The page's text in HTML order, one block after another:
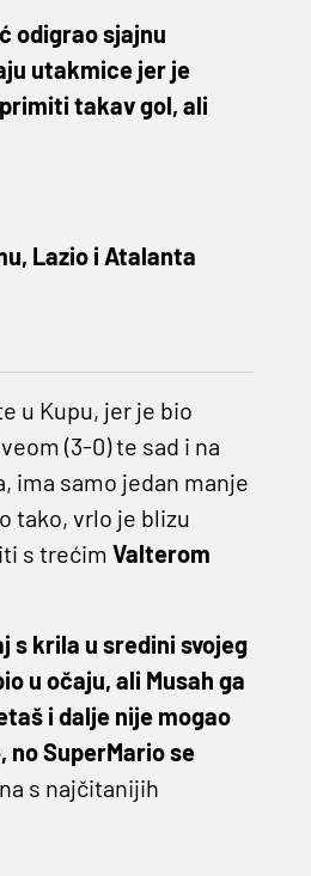
odigrao sjajnu
utakmice jer je
takav gol, ali
Lazio i Atalanta
u Kupu, jer je bio
(3-0) te sad i na
ima samo jedan manje
tako, vrlo je blizu
s trećim Valterom
s krila u sredini svojeg
u očaju, ali Musah ga
i dalje nije mogao
SuperMario se
s najčitanijih